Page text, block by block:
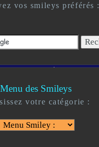
vos smileys préférés :
Menu des Smileys
votre catégorie :